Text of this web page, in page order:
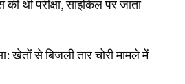
थी परीक्षा, साइकिल पर जाता
खेतों से बिजली तार चोरी मामले में